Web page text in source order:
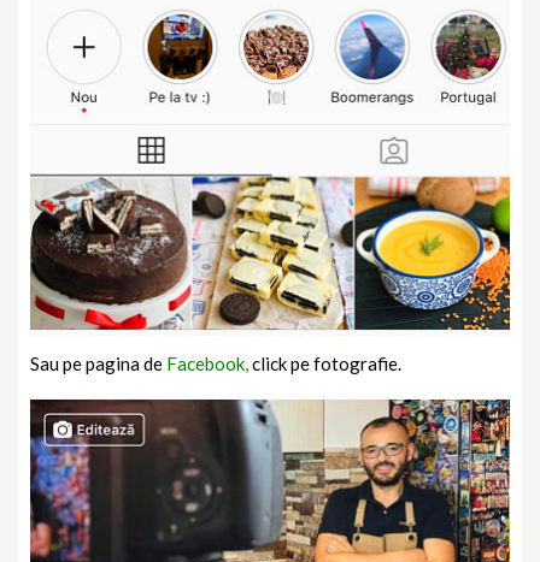
Sau pe pagina de Facebook,click pe fotografie.